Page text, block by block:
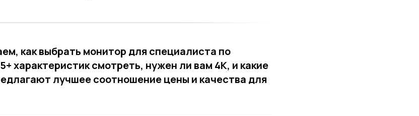
как выбрать монитор для специалиста по
характеристик смотреть, нужен ли вам 4K, и какие
лучшее соотношение цены и качества для